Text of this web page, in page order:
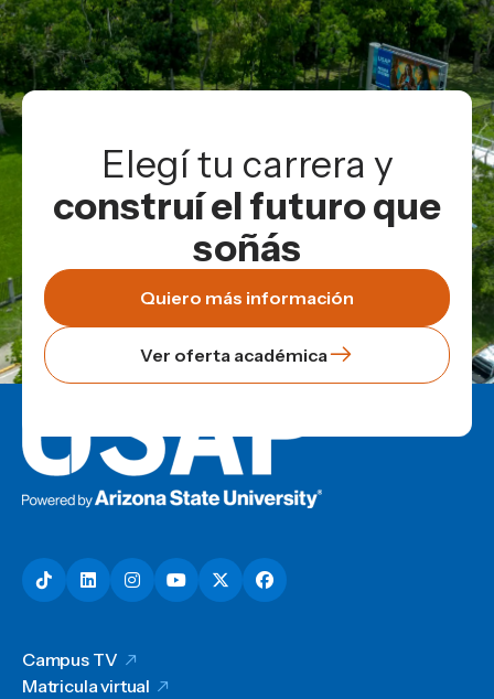
Elegí tu carrera y
construí el futuro que
soñás
Quiero más información
Ver oferta académica
Campus TV
Matricula virtual